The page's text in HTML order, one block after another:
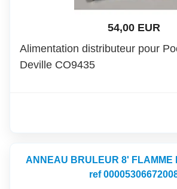
54,00 EUR
Alimentation distributeur pour
Deville CO9435
ANNEAU BRULEUR 8' FLAMME
ref